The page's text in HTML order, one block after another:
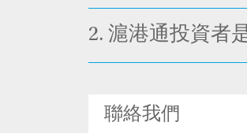
2. 滬港通投資者
聯絡我們